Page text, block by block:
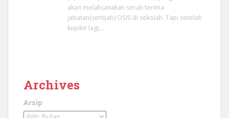
akan melaksanakan serah terima
jabatan(sertijab) OSIS di sekolah. Tapi setelah
kupikir lagi,…
Archives
Arsip